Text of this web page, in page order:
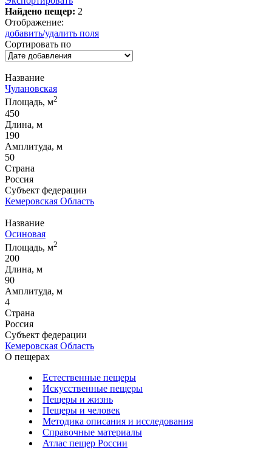
Найдено пещер: 2
Отображение:
добавить/удалить поля
Сортировать по
Название
Чулановская
Площадь, м2
450
Длина, м
190
Амплитуда, м
50
Страна
Россия
Субъект федерации
Кемеровская Область
Название
Осиновая
Площадь, м2
200
Длина, м
90
Амплитуда, м
4
Страна
Россия
Субъект федерации
Кемеровская Область
О пещерах
Естественные пещеры
Искусственные пещеры
Пещеры и жизнь
Пещеры и человек
Методика описания и исследования
Справочные материалы
Атлас пещер России